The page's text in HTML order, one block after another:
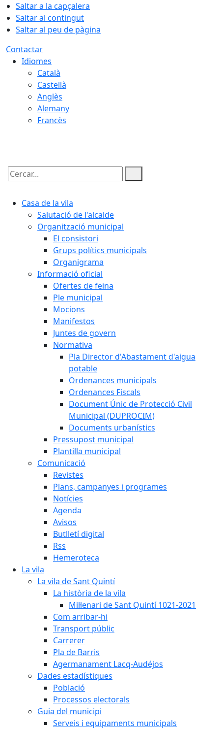
Saltar a la capçalera
Saltar al contingut
Saltar al peu de pàgina
Contactar
Idiomes
Català
Castellà
Anglès
Alemany
Francès
Cercar:
Casa de la vila
Salutació de l'alcalde
Organització municipal
El consistori
Grups polítics municipals
Organigrama
Informació oficial
Ofertes de feina
Ple municipal
Mocions
Manifestos
Juntes de govern
Normativa
Pla Director d'Abastament d'aigua
potable
Ordenances municipals
Ordenances Fiscals
Document Únic de Protecció Civil
Municipal (DUPROCIM)
Documents urbanístics
Pressupost municipal
Plantilla municipal
Comunicació
Revistes
Plans, campanyes i programes
Notícies
Agenda
Avisos
Butlletí digital
Rss
Hemeroteca
La vila
La vila de Sant Quintí
La història de la vila
Mil·lenari de Sant Quintí 1021-2021
Com arribar-hi
Transport públic
Carrerer
Pla de Barris
Agermanament Lacq-Audéjos
Dades estadístiques
Població
Processos electorals
Guia del municipi
Serveis i equipaments municipals